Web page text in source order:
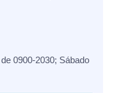
0900-2030; Sábado